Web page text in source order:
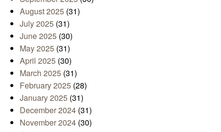
August 2025 (31)
July 2025 (31)
June 2025 (30)
May 2025 (31)
April 2025 (30)
March 2025 (31)
February 2025 (28)
January 2025 (31)
December 2024 (31)
November 2024 (30)